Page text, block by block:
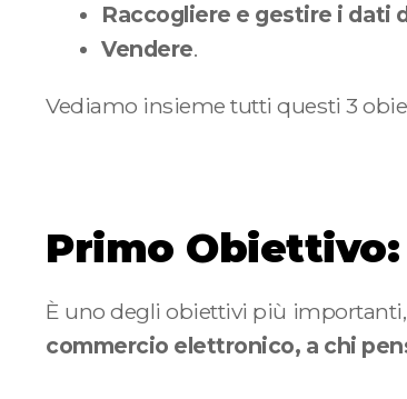
Raccogliere e gestire i dati
Vendere.
Vediamo insieme tutti questi 3
Primo
È uno degli obiettivi più importanti,
commercio elettronico, a chi